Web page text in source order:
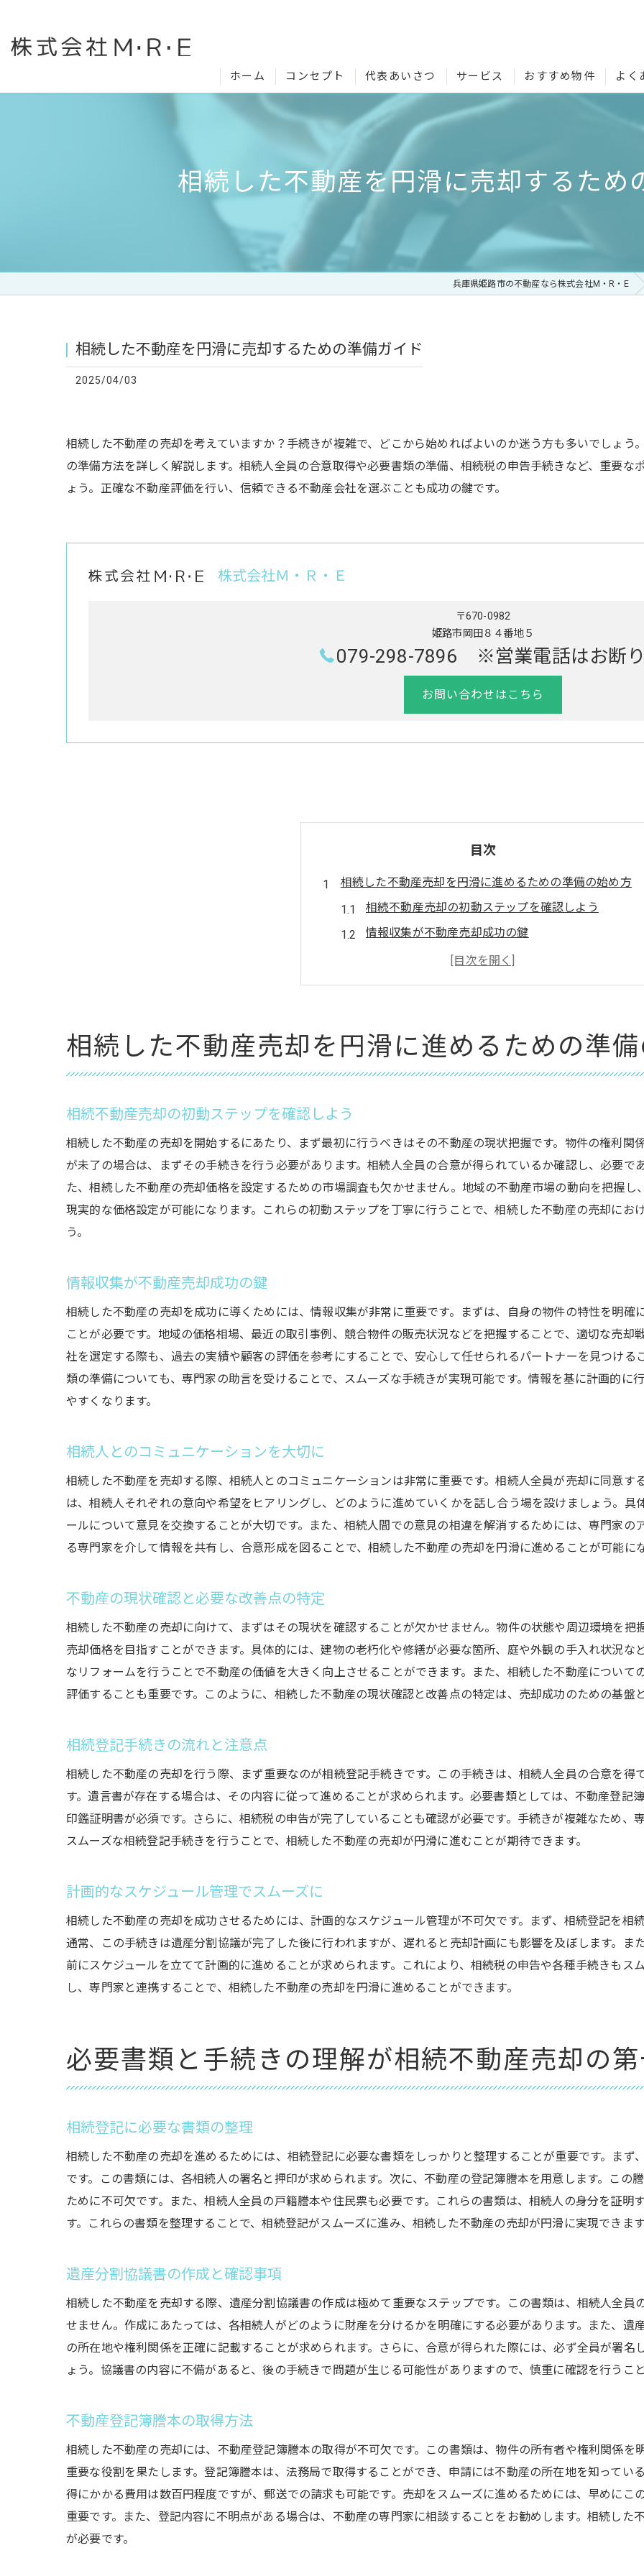
ホーム コンセプト 代表あいさつ サービス おすすめ物件 よく
相続した不動産を円滑に売却するため
兵庫県姫路市の不動産なら株式会社M・R・E
相続した不動産を円滑に売却するための準備ガイド
2025/04/03
相続した不動産の売却を考えていますか？手続きが複雑で、どこから始めればよいのか迷う方も多いでしょう
の準備方法を詳しく解説します。相続人全員の合意取得や必要書類の準備、相続税の申告手続きなど、重要な
ょう。正確な不動産評価を行い、信頼できる不動産会社を選ぶことも成功の鍵です。
株式会社Ｍ・Ｒ・Ｅ
〒670-0982
姫路市岡田８４番地５
079-298-7896 ※営業電話はお断
お問い合わせはこちら
目次
相続した不動産売却を円滑に進めるための準備の始め方
相続不動産売却の初動ステップを確認しよう
情報収集が不動産売却成功の鍵
相続人とのコミュニケーションを大切に
不動産の現状確認と必要な改善点の特定
計画的なスケジュール管理でスムーズに
必要書類と手続きの理解が相続不動産売却の第一歩
不動産登記簿謄本の取得方法
相続人の住民票・戸籍謄本の準備
相続税申告に必要な書類一覧
専門家による書類確認の重要性
異なる意見の調整方法
遺産分割協議書の合意確認ポイント
合意形成における専門家の役割
合意がもたらす長期的なメリット
適切な評価額を得るための方法
税務署とのやり取りの注意点
実績豊富な不動産会社の見つけ方
不動産会社との契約内容確認の重要性
不動産査定の基本的なプロセス
査定依頼時の注意事項
複数査定の比較方法とその意味
査定士の意見を活用する方法
売買契約書作成から登記手続きまでの流れを完全攻略
売買契約書作成の重要ポイント
契約書チェック時の留意事項
引き渡し時の注意点
専門家のサポートがもたらす安心感
相続税理士による税務サポートの価値
信頼できる専門家を見つけるコツ
相続した不動産売却を円滑に進めるための準
相続不動産売却の初動ステップを確認しよう
相続した不動産の売却を開始するにあたり、まず最初に行うべきはその不動産の現状把握です。物件の権利関
が未了の場合は、まずその手続きを行う必要があります。相続人全員の合意が得られているか確認し、必要で
た、相続した不動産の売却価格を設定するための市場調査も欠かせません。地域の不動産市場の動向を把握
現実的な価格設定が可能になります。これらの初動ステップを丁寧に行うことで、相続した不動産の売却にお
う。
情報収集が不動産売却成功の鍵
相続した不動産の売却を成功に導くためには、情報収集が非常に重要です。まずは、自身の物件の特性を明
ことが必要です。地域の価格相場、最近の取引事例、競合物件の販売状況などを把握することで、適切な売却
社を選定する際も、過去の実績や顧客の評価を参考にすることで、安心して任せられるパートナーを見つける
類の準備についても、専門家の助言を受けることで、スムーズな手続きが実現可能です。情報を基に計画的に
やすくなります。
相続人とのコミュニケーションを大切に
相続した不動産を売却する際、相続人とのコミュニケーションは非常に重要です。相続人全員が売却に同意す
は、相続人それぞれの意向や希望をヒアリングし、どのように進めていくかを話し合う場を設けましょう。
ールについて意見を交換することが大切です。また、相続人間での意見の相違を解消するためには、専門家の
る専門家を介して情報を共有し、合意形成を図ることで、相続した不動産の売却を円滑に進めることが可能に
不動産の現状確認と必要な改善点の特定
相続した不動産の売却に向けて、まずはその現状を確認することが欠かせません。物件の状態や周辺環境を
売却価格を目指すことができます。具体的には、建物の老朽化や修繕が必要な箇所、庭や外観の手入れ状況な
なリフォームを行うことで不動産の価値を大きく向上させることができます。また、相続した不動産につい
評価することも重要です。このように、相続した不動産の現状確認と改善点の特定は、売却成功のための基盤
相続登記手続きの流れと注意点
相続した不動産の売却を行う際、まず重要なのが相続登記手続きです。この手続きは、相続人全員の合意を得
す。遺言書が存在する場合は、その内容に従って進めることが求められます。必要書類としては、不動産登記
印鑑証明書が必須です。さらに、相続税の申告が完了していることも確認が必要です。手続きが複雑なため、
スムーズな相続登記手続きを行うことで、相続した不動産の売却が円滑に進むことが期待できます。
計画的なスケジュール管理でスムーズに
相続した不動産の売却を成功させるためには、計画的なスケジュール管理が不可欠です。まず、相続登記を相
通常、この手続きは遺産分割協議が完了した後に行われますが、遅れると売却計画にも影響を及ぼします。ま
前にスケジュールを立てて計画的に進めることが求められます。これにより、相続税の申告や各種手続きもス
し、専門家と連携することで、相続した不動産の売却を円滑に進めることができます。
必要書類と手続きの理解が相続不動産売却の
相続登記に必要な書類の整理
相続した不動産の売却を進めるためには、相続登記に必要な書類をしっかりと整理することが重要です。まず
です。この書類には、各相続人の署名と押印が求められます。次に、不動産の登記簿謄本を用意します。この
ために不可欠です。また、相続人全員の戸籍謄本や住民票も必要です。これらの書類は、相続人の身分を証明
す。これらの書類を整理することで、相続登記がスムーズに進み、相続した不動産の売却が円滑に実現できま
遺産分割協議書の作成と確認事項
相続した不動産を売却する際、遺産分割協議書の作成は極めて重要なステップです。この書類は、相続人全員
せません。作成にあたっては、各相続人がどのように財産を分けるかを明確にする必要があります。また、遺
の所在地や権利関係を正確に記載することが求められます。さらに、合意が得られた際には、必ず全員が署
ょう。協議書の内容に不備があると、後の手続きで問題が生じる可能性がありますので、慎重に確認を行うこ
不動産登記簿謄本の取得方法
相続した不動産の売却には、不動産登記簿謄本の取得が不可欠です。この書類は、物件の所有者や権利関係を
重要な役割を果たします。登記簿謄本は、法務局で取得することができ、申請には不動産の所在地を知ってい
得にかかる費用は数百円程度ですが、郵送での請求も可能です。売却をスムーズに進めるためには、早めにこ
重要です。また、登記内容に不明点がある場合は、不動産の専門家に相談することをお勧めします。相続した
が必要です。